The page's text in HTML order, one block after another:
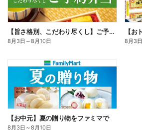
【旨さ格別、こだわり尽くし】ご予約弁当
8月3日 ～8月10日 8月3日
【お中元】夏の贈り物をファミマで
8月3日 ～8月10日